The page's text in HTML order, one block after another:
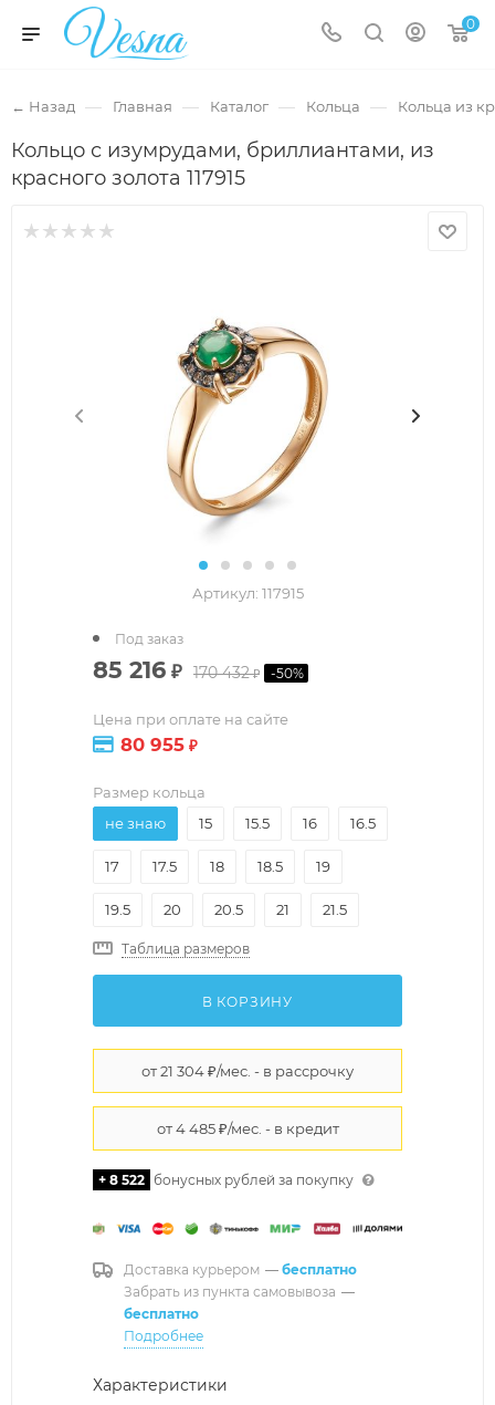
0
← Назад — Главная — Каталог — Кольца — Кольца из
Кольцо с изумрудами, бриллиантами, из
красного золота 117915
Артикул: 117915
85 216 ₽ 170 432₽ -50%
Цена при оплате на сайте
80 955 ₽
Под заказ
Размер кольца
не знаю
15 15.5 16 16.5
17 17.5 18 18.5 19
19.5 20 20.5 21 21.5
Таблица размеров
В КОРЗИНУ
+ 8 522 бонусных рублей за покупку
Доставка курьером — бесплатно
Забрать из пункта самовывоза —
бесплатно
Подробнее
Характеристики